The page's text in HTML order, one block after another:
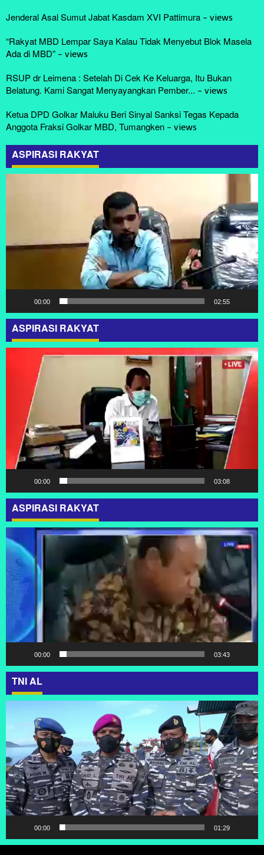
Jenderal Asal Sumut Jabat Kasdam XVI Pattimura - views
“Rakyat MBD Lempar Saya Kalau Tidak Menyebut Blok Masela
Ada di MBD” - views
RSUP dr Leimena : Setelah Di Cek Ke Keluarga, Itu Bukan
Belatung. Kami Sangat Menyayangkan Pember... - views
Ketua DPD Golkar Maluku Beri Sinyal Sanksi Tegas Kepada
Anggota Fraksi Golkar MBD, Tumangken - views
ASPIRASI RAKYAT
00:00 02:55
ASPIRASI RAKYAT
00:00 03:08
ASPIRASI RAKYAT
Pemutar
Video
00:00 03:43
TNI AL
00:00 01:29